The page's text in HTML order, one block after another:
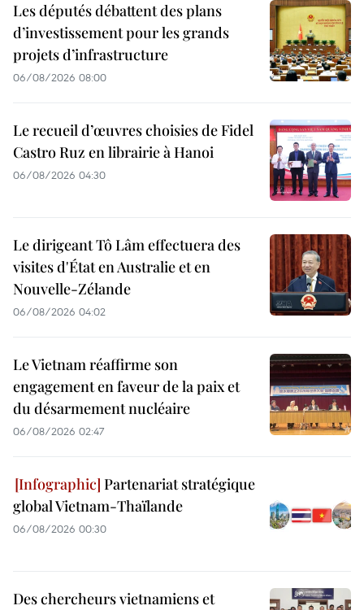
Les députés débattent des plans
d’investissement pour les grands
projets d’infrastructure
06/08/2026 08:00
Le recueil d’œuvres choisies de Fidel
Castro Ruz en librairie à Hanoi
06/08/2026 04:30
Le dirigeant Tô Lâm effectuera des
visites d'État en Australie et en
Nouvelle-Zélande
06/08/2026 04:02
Le Vietnam réaffirme son
engagement en faveur de la paix et
du désarmement nucléaire
06/08/2026 02:47
Partenariat stratégique
global Vietnam-Thaïlande
06/08/2026 00:30
Des chercheurs vietnamiens et